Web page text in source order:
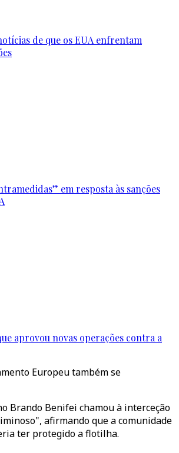
de que os EUA enfrentam
em resposta às sanções
aprovou novas operações contra a
Europeu também se
Brando Benifei chamou à interceção
afirmando que a comunidade
ter protegido a flotilha.